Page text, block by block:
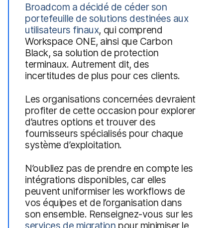
Broadcom a décidé de céder son
portefeuille de solutions destinées aux
utilisateurs finaux, qui comprend
Workspace ONE, ainsi que Carbon
Black, sa solution de protection
terminaux. Autrement dit, des
incertitudes de plus pour ces clients.
Les organisations concernées devraient
profiter de cette occasion pour explorer
d’autres options et trouver des
fournisseurs spécialisés pour chaque
système d’exploitation.
N’oubliez pas de prendre en compte les
intégrations disponibles, car elles
peuvent uniformiser les workflows de
vos équipes et de l’organisation dans
son ensemble. Renseignez-vous sur les
services de migration pour minimiser le